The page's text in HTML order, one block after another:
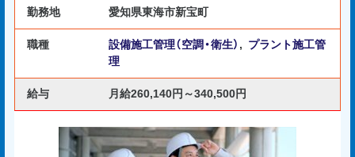
勤務地 愛知県東海市新宝町
職種 設備施工管理（空調・衛生） , プラント施工管
理
給与 月給260,140円～340,500円